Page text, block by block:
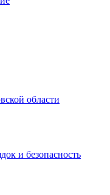
области
и безопасность